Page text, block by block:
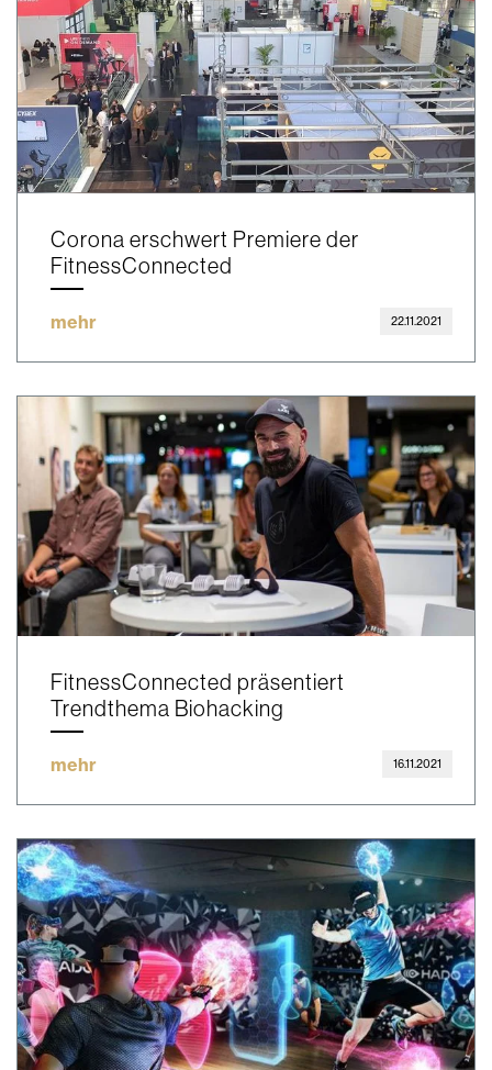
Corona erschwert Premiere der
FitnessConnected
mehr 22.11.2021
FitnessConnected präsentiert
Trendthema Biohacking
mehr 16.11.2021